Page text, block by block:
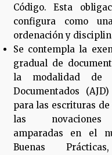
Código. Esta
configura como
ordenación y
Se contempla la
gradual de
la modalidad de
Documentados
para las escrituras
las novaciones
amparadas en el
Buenas